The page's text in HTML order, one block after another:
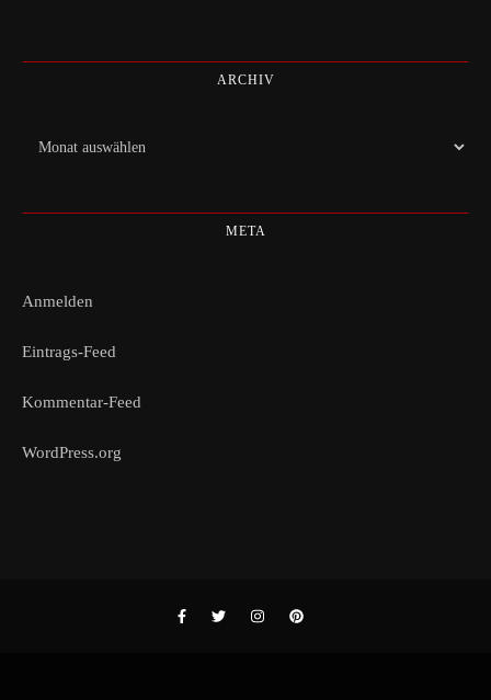
ARCHIV
Archiv
META
Anmelden
Eintrags-Feed
Kommentar-Feed
WordPress.org